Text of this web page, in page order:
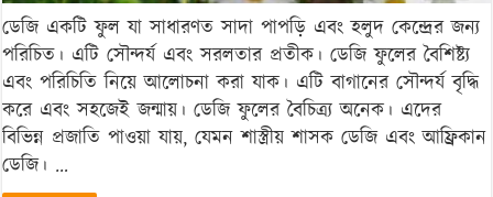
ডেজি একটি ফুল যা সাধারণত সাদা পাপড়ি এবং হলুদ কেন্দ্রের জন্য
পরিচিত। এটি সৌন্দর্য এবং সরলতার প্রতীক। ডেজি ফুলের বৈশিষ্ট্য
এবং পরিচিতি নিয়ে আলোচনা করা যাক। এটি বাগানের সৌন্দর্য বৃদ্ধি
করে এবং সহজেই জন্মায়। ডেজি ফুলের বৈচিত্র্য অনেক। এদের
বিভিন্ন প্রজাতি পাওয়া যায়, যেমন শাস্ত্রীয় শাসক ডেজি এবং আফ্রিকান
ডেজি। …